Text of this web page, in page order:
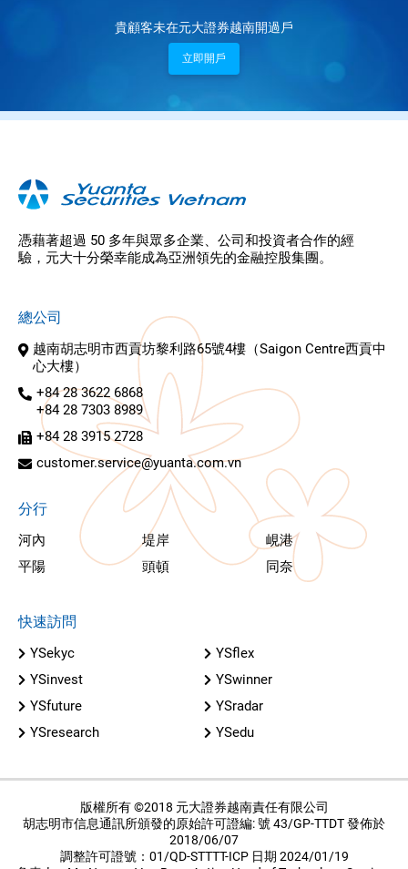
貴顧客未在元大證券越南開過戶
立即開戶
憑藉著超過 50 多年與眾多企業、公司和投資者合作的經
驗，元大十分榮幸能成為亞洲領先的金融控股集團。
總公司
越南胡志明市西貢坊黎利路65號4樓（Saigon Centre西貢中
心大樓）
+84 28 3622 6868
+84 28 7303 8989
+84 28 3915 2728
customer.service@yuanta.com.vn
分行
河內 堤岸
峴港
平陽
頭頓 同奈
快速訪問
YSekyc
YSflex
YSinvest
YSwinner
YSfuture
YSradar
YSresearch
YSedu
版權所有 ©2018 元大證券越南責任有限公司
胡志明市信息通訊所頒發的原始許可證編: 號 43/GP-TTDT 發佈於
2018/06/07
調整許可證號：01/QD-STTTT-ICP 日期 2024/01/19